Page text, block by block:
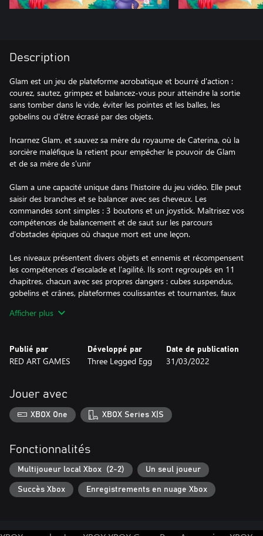
Description
Glam est un jeu de plateforme acrobatique et bourré d'action :
courez, sautez, grimpez et balancez-vous pour atteindre la sortie
sans tomber dans le vide, éviter les pointes et les balles, les
gobelins ou d'être écrasé par des objets.
Incarnez Glam, et sauvez sa mère du royaume de Caterina, où la
sorcière maléfique la retient pour empêcher le pouvoir de Glam
et de sa mère de s'unir
Glam a une capacité unique dans l'histoire du jeu vidéo. Elle peut
saisir des branches et se balancer avec ses cheveux. Les
commandes sont simples : 3 boutons et un joystick. Maîtrisez vos
compétences de balancement et de saut sur les parcours
d'obstacles épiques où chaque mort est une leçon.
Les niveaux présentent divers objets et ennemis et récompensent
les compétences d'escalade et l’agilité. Ils sont regroupés en 11
chapitres, chacun avec ses propres dangers : cubes suspendus,
gobelins et crânes, plateformes coulissantes et tournantes, faux
débloquer le niveau suivant. 60 niveaux stimulants à explorer à
deux.
- Des parcours d'obstacles faits à la main pour tester les limites
de vos compétences acrobatiques
- Des commandes simples et précises : seulement trois boutons
et le joystick
ses propres dangers
flexibilité et une coordination précise exceptionnelle des
mouvements
- Héros personnalisable : Glam
Afficher plus
Publié par
RED ART GAMES
Développé par
Three Legged Egg
Date de publication
31/03/2022
Jouer avec
XBOX One XBOX Series X|S
Fonctionnalités
Multijoueur local Xbox (2-2) Un seul joueur
Succès Xbox Enregistrements en nuage Xbox